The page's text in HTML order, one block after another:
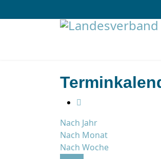
Nach Jahr
Nach Monat
Nach Woche